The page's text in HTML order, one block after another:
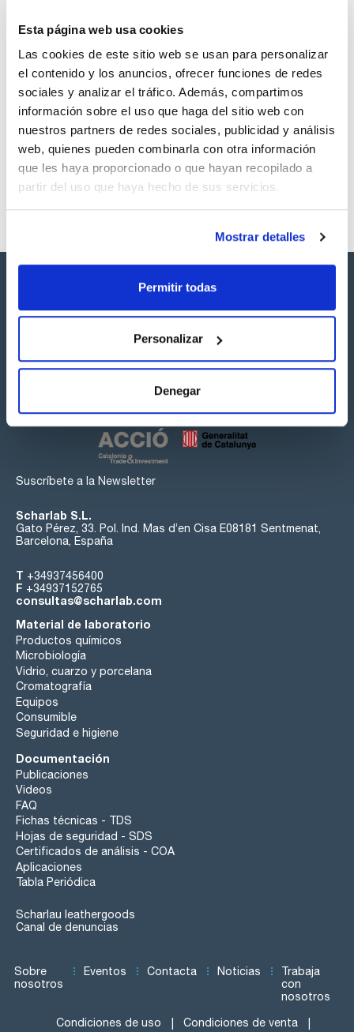
Esta página web usa cookies
Las cookies de este sitio web se usan para personalizar
el contenido y los anuncios, ofrecer funciones de redes
sociales y analizar el tráfico. Además, compartimos
información sobre el uso que haga del sitio web con
nuestros partners de redes sociales, publicidad y análisis
web, quienes pueden combinarla con otra información
que les haya proporcionado o que hayan recopilado a
partir del uso que haya hecho de sus servicios.
Mostrar detalles
Permitir todas
Personalizar
Denegar
SDS/ Hoja de seguridad
Regístrate para
descargas
Los productos marcados con esta imagen son
listos para una entrega inmediata.
Suscríbete a la Newsletter
Scharlab S.L.
Gato Pérez, 33. Pol. Ind. Mas d’en Cisa E08181 Sentmenat,
Barcelona, España
T +34937456400
F +34937152765
consultas@scharlab.com
Material de laboratorio
Productos químicos
Microbiología
Vidrio, cuarzo y porcelana
Cromatografía
Equipos
Consumible
Seguridad e higiene
Documentación
Publicaciones
Videos
FAQ
Fichas técnicas - TDS
Hojas de seguridad - SDS
Certificados de análisis - COA
Aplicaciones
Tabla Periódica
Scharlau leathergoods
Canal de denuncias
Sobre
nosotros
Eventos Contacta Noticias
Trabaja
con
nosotros
Condiciones de uso Condiciones de venta